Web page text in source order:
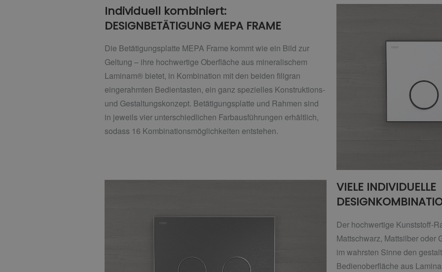
Individuell kombiniert:
DESIGNBETÄTIGUNG MEPA FRAME
Die Betätigungsplatte MEPA Frame kommt wie ein Bild zur
Geltung – ihre hochwertige Oberfläche aus mineralischem
Laminam® bietet, in Kombination mit den beiden filigran
eingerahmten Bedientasten, ein ganz spezielles Konstruktions-
und Gestaltungskonzept. Betätigungsplatte und Rahmen sind
in jeweils vier unterschiedlichen Farbausführungen erhältlich,
sodass 16 Kombinationsmöglichkeiten entstehen.
VIELE INDIVIDUELLE
Der hochwertige Kunststoff-
Mattschwarz, Mattsilber oder
im wahrsten Sinne den
Bedienoberfläche aus